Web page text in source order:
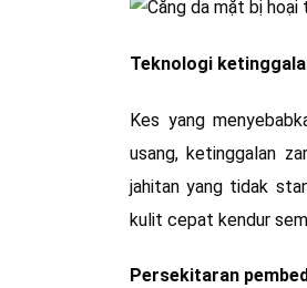
Teknologi
Kes yang
usang, ketinggalan
jahitan yang tidak
kulit cepat kendur
Persekitaran